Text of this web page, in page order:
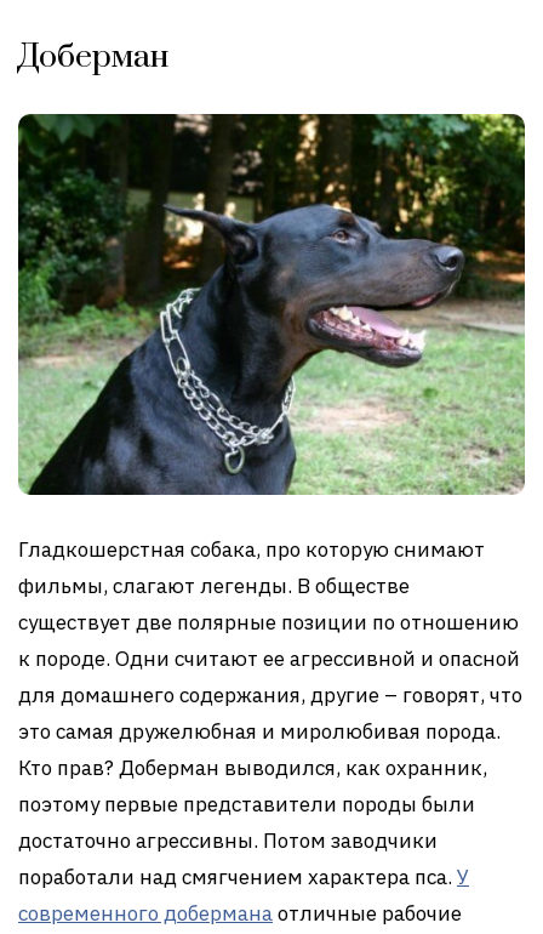
Доберман
Гладкошерстная собака, про которую снимают
фильмы, слагают легенды. В обществе
существует две полярные позиции по отношению
к породе. Одни считают ее агрессивной и опасной
для домашнего содержания, другие – говорят, что
это самая дружелюбная и миролюбивая порода.
Кто прав? Доберман выводился, как охранник,
поэтому первые представители породы были
достаточно агрессивны. Потом заводчики
поработали над смягчением характера пса. У
современного доберманаотличные рабочие